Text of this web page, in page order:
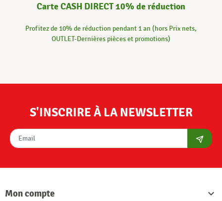
Carte CASH DIRECT 10% de réduction
Profitez de 10% de réduction pendant 1 an (hors Prix nets,
OUTLET-Dernières pièces et promotions)
S'INSCRIRE À LA NEWSLETTER
Mon compte 